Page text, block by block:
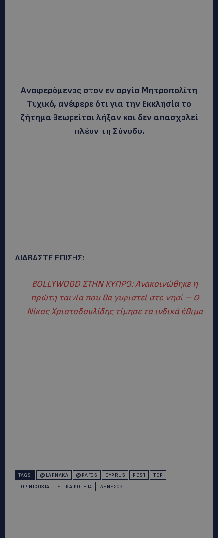
Αναφερόμενος στον εν αργία Μητροπολίτη
Τυχικό, ανέφερε ότι για την Εκκλησία το
ζήτημα θεωρείται λήξαν και δεν απασχολεί
πλέον τη Σύνοδο.
ΔΙΑΒΑΣΤΕ ΕΠΙΣΗΣ:
BOLLYWOOD ΣΤΗΝ ΚΥΠΡΟ: Ανακοινώθηκε η
πρώτη ταινία που θα γυριστεί στο νησί – Ο
Νίκος Χριστοδουλίδης τίμησε τα ινδικά έθιμα
TAGS @LARNAKA @PAFOS CYPRUS POST
TOP
TOP NICOSIA
ΕΠΙΚΑΙΡΌΤΗΤΑ ΛΕΜΕΣΌΣ